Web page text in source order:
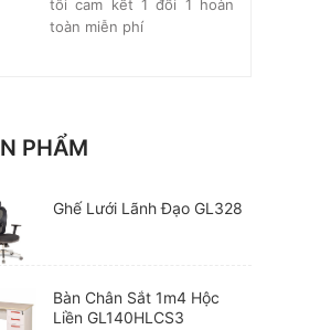
tôi cam kết 1 đổi 1 hoàn
toàn miễn phí
PHẨM
Ghế Lưới Lãnh Đạo GL328
Bàn Chân Sắt 1m4 Hộc
Liền GL140HLCS3